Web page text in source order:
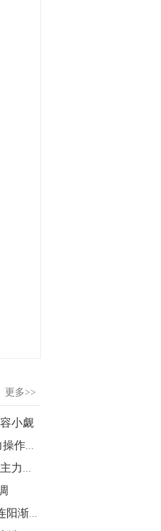
，12
二期
更多>>
小觑
商道论市：夜盘及1月18日期货主力操作策略
青松讲盘：周五商品惊天动地 期货主力布局启动
罗易弘：1-17原油期货操作建议，连阳渐欲迷人眼